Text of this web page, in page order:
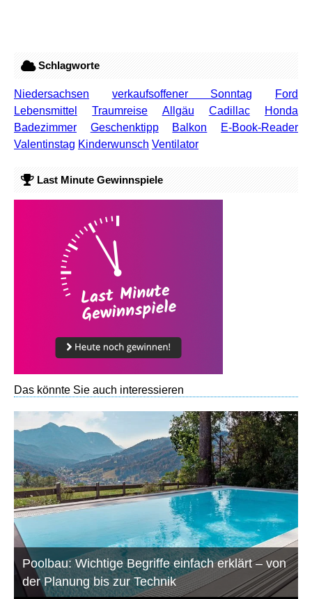
Schlagworte
Niedersachsen verkaufsoffener Sonntag
Ford
Lebensmittel
Traumreise Allgäu Cadillac
Honda
Badezimmer
Geschenktipp Balkon
E-Book-Reader
Valentinstag Kinderwunsch Ventilator
Last Minute Gewinnspiele
Das könnte Sie auch interessieren
Poolbau: Wichtige Begriffe einfach erklärt – von
der Planung bis zur Technik